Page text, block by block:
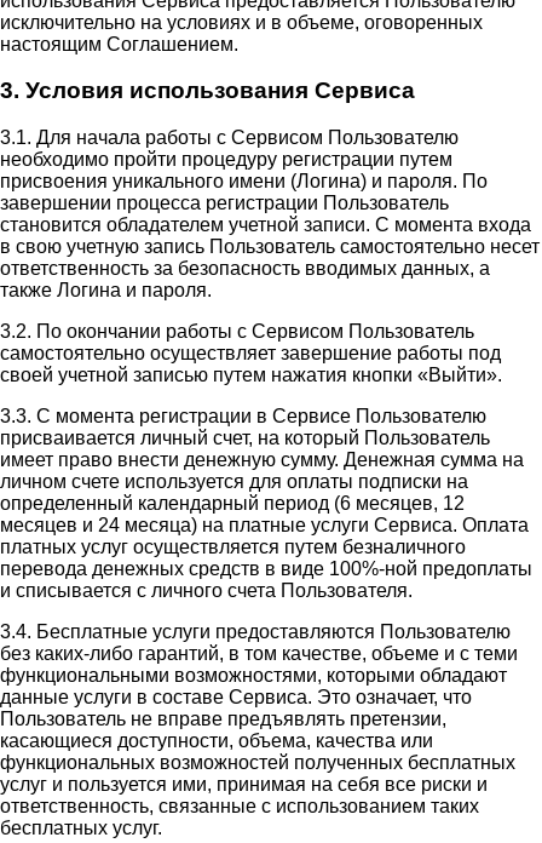
исключительно на условиях и в объеме, оговоренных
настоящим Соглашением.
3. Условия использования Сервиса
3.1. Для начала работы с Сервисом Пользователю
необходимо пройти процедуру регистрации путем
присвоения уникального имени (Логина) и пароля. По
завершении процесса регистрации Пользователь
становится обладателем учетной записи. С момента входа
в свою учетную запись Пользователь самостоятельно несет
ответственность за безопасность вводимых данных, а
также Логина и пароля.
3.2. По окончании работы с Сервисом Пользователь
самостоятельно осуществляет завершение работы под
своей учетной записью путем нажатия кнопки «Выйти».
3.3. С момента регистрации в Сервисе Пользователю
присваивается личный счет, на который Пользователь
имеет право внести денежную сумму. Денежная сумма на
личном счете используется для оплаты подписки на
определенный календарный период (6 месяцев, 12
месяцев и 24 месяца) на платные услуги Сервиса. Оплата
платных услуг осуществляется путем безналичного
перевода денежных средств в виде 100%-ной предоплаты
и списывается с личного счета Пользователя.
3.4. Бесплатные услуги предоставляются Пользователю
без каких-либо гарантий, в том качестве, объеме и с теми
функциональными возможностями, которыми обладают
данные услуги в составе Сервиса. Это означает, что
Пользователь не вправе предъявлять претензии,
касающиеся доступности, объема, качества или
функциональных возможностей полученных бесплатных
услуг и пользуется ими, принимая на себя все риски и
ответственность, связанные с использованием таких
бесплатных услуг.